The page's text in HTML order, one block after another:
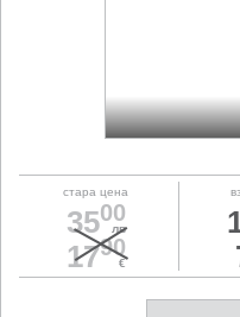
стара цена
3500
лв
1790
€